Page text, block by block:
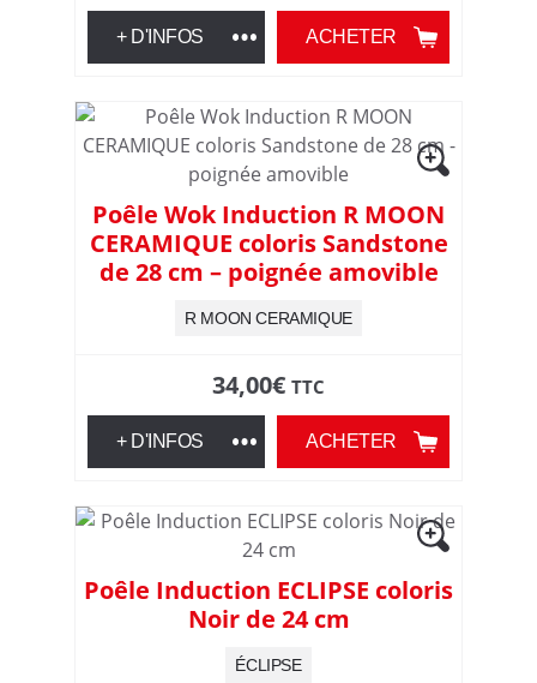
ACHETER
+ D'INFOS
Poêle Wok Induction R MOON
CERAMIQUE coloris Sandstone
de 28 cm – poignée amovible
R MOON CERAMIQUE
34,00€ TTC
ACHETER
+ D'INFOS
Poêle Induction ECLIPSE coloris
Noir de 24 cm
ÉCLIPSE